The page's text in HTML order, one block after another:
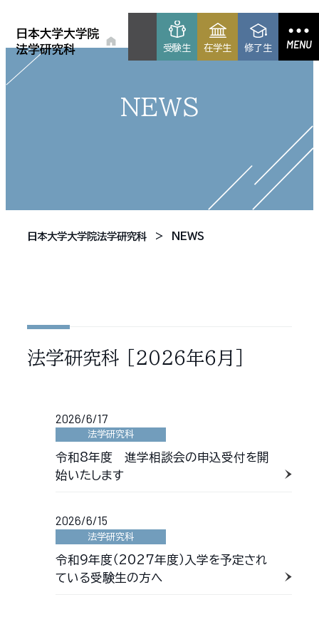
受験生 在学生 修了生 MENU
NEWS
日本大学大学院法学研究科 NEWS
法学研究科 ［2026年6月］
2026/6/17
法学研究科
令和8年度 進学相談会の申込受付を開
始いたします
2026/6/15
法学研究科
令和9年度（2027年度）入学を予定され
ている受験生の方へ